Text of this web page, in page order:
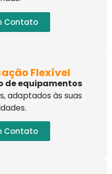
Contato
Flexível
de equipamentos
adaptados às suas
Contato